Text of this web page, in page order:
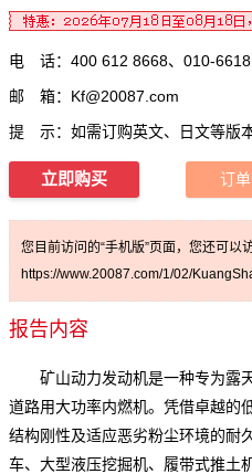
电 话：400 612 8668、010-
邮 箱： Kf@20087.com
提 示：如需订购英文、日文等版本
立即购买 订
您目前访问的“手机版”页面，您还可以访
https://www.20087.com/1/02/
报告内容
矿山动力发动机是一种专为露天
道路用大功率内燃机。凭借卓越的
结构刚性及适应恶劣粉尘环境的耐
车、大型液压挖掘机、履带式推土